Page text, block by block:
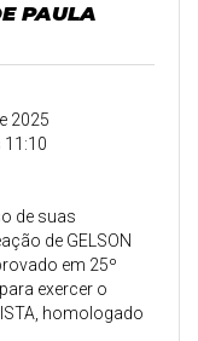
PAULA
2025
11:10
de suas
de GELSON
em 25º
exercer o
homologado